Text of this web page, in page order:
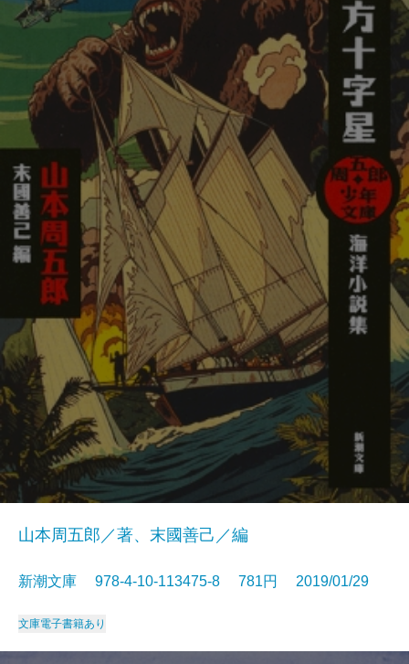
山本周五郎／著、末國善己／編
新潮文庫 978-4-10-113475-8 781円 2019/01/29
文庫電子書籍あり